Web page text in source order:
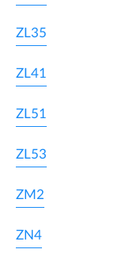
ZL35
ZL41
ZL51
ZL53
ZM2
ZN4